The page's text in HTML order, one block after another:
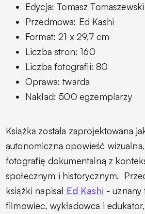
Edycja: Tomasz Tomaszewski
Przedmowa: Ed Kashi
Format: 21 x 29,7 cm
Liczba stron: 160
Liczba fotografii: 80
Oprawa: twarda
Nakład: 500 egzemplarzy
Książka została zaprojektowana
autonomiczna opowieść wizualna,
fotografię dokumentalną z
społecznym i historycznym.
książki napisał Ed Kashi -
filmowiec, wykładowca i